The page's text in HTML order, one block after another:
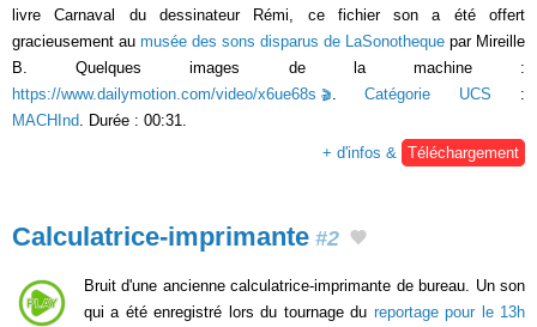
livre Carnaval du dessinateur Rémi, ce fichier son a été offert
gracieusement au musée des sons disparus de LaSonotheque par Mireille
B. Quelques images de la machine :
https://www.dailymotion.com/video/x6ue68s
.Catégorie UCS :
MACHInd. Durée : 00:31.
+ d'infos & Téléchargement
Calculatrice-imprimante #2
Bruit d'une ancienne calculatrice-imprimante de bureau. Un son
qui a été enregistré lors du tournage du reportage pour le 13h